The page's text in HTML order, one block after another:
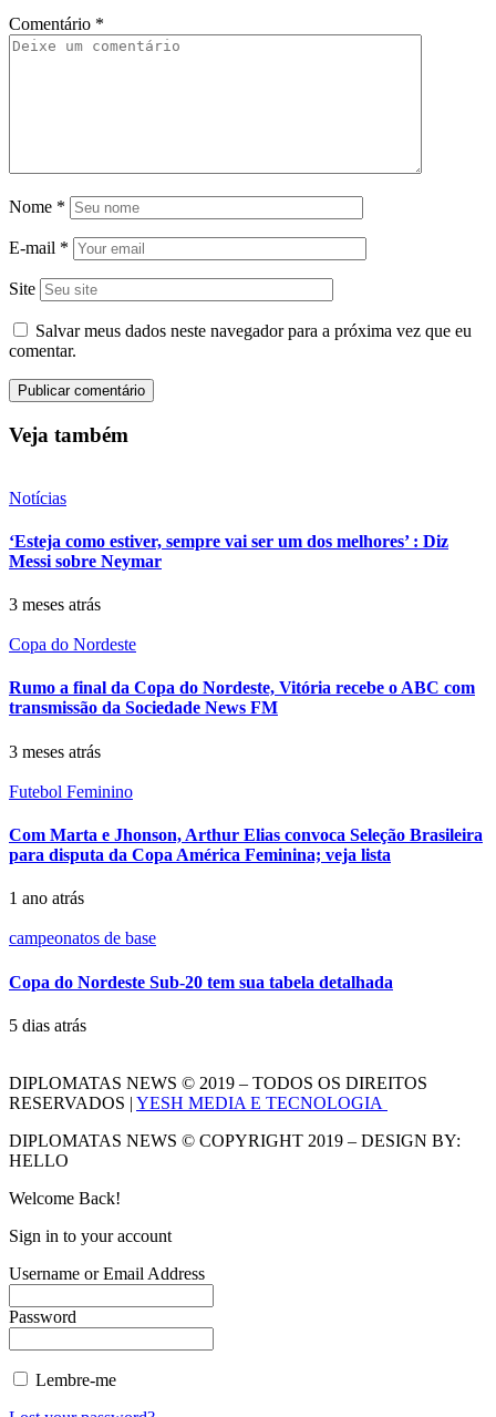
Comentário *
Nome *
E-mail *
Site
Salvar meus dados neste navegador para a próxima vez que eu
comentar.
Veja também
Notícias
‘Esteja como estiver, sempre vai ser um dos melhores’ : Diz
Messi sobre Neymar
3 meses atrás
Copa do Nordeste
Rumo a final da Copa do Nordeste, Vitória recebe o ABC com
transmissão da Sociedade News FM
3 meses atrás
Futebol Feminino
Com Marta e Jhonson, Arthur Elias convoca Seleção Brasileira
para disputa da Copa América Feminina; veja lista
1 ano atrás
campeonatos de base
Copa do Nordeste Sub-20 tem sua tabela detalhada
5 dias atrás
DIPLOMATAS NEWS © 2019 – TODOS OS DIREITOS
RESERVADOS | YESH MEDIA E TECNOLOGIA
DIPLOMATAS NEWS © COPYRIGHT 2019 – DESIGN BY:
HELLO
Welcome Back!
Sign in to your account
Username or Email Address
Password
Lembre-me